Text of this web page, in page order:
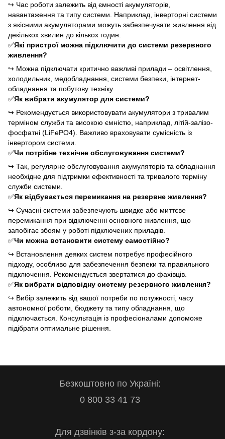
↪ Час роботи залежить від ємності акумуляторів,
навантаження та типу системи. Наприклад, інверторні системи
з якісними акумуляторами можуть забезпечувати живлення від
декількох хвилин до кількох годин.
✅Які пристрої можна підключити до системи резервного
живлення?
↪ Можна підключати критично важливі прилади – освітлення,
холодильник, медобладнання, системи безпеки, інтернет-
обладнання та побутову техніку.
✅Як вибрати акумулятор для системи?
↪ Рекомендується використовувати акумулятори з тривалим
терміном служби та високою ємністю, наприклад, літій-залізо-
фосфатні (LiFePO4). Важливо враховувати сумісність із
інвертором системи.
✅Чи потрібне технічне обслуговування системи?
↪ Так, регулярне обслуговування акумуляторів та обладнання
необхідне для підтримки ефективності та тривалого терміну
служби системи.
✅Як відбувається перемикання на резервне живлення?
↪ Сучасні системи забезпечують швидке або миттєве
перемикання при відключенні основного живлення, що
запобігає збоям у роботі підключених приладів.
✅Чи можна встановити систему самостійно?
↪ Встановлення деяких систем потребує професійного
підходу, особливо для забезпечення безпеки та правильного
підключення. Рекомендується звертатися до фахівців.
✅Як вибрати відповідну систему резервного живлення?
↪ Вибір залежить від вашої потреби по потужності, часу
автономної роботи, бюджету та типу обладнання, що
підключається. Консультація із професіоналами допоможе
підібрати оптимальне рішення.
Безкоштовно по Україні:
0 800 33 41 73
Для дзвінків з-за кордону: